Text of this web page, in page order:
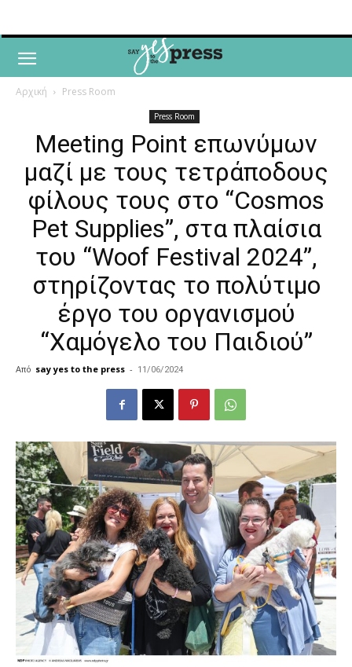
Αρχική Press Room
Press Room
Meeting Point επωνύμων
μαζί με τους τετράποδους
φίλους τους στο “Cosmos
Pet Supplies”, στα πλαίσια
του “Woof Festival 2024”,
στηρίζοντας το πολύτιμο
έργο του οργανισμού
“Χαμόγελο του Παιδιού”
Από say yes to the press - 11/06/2024